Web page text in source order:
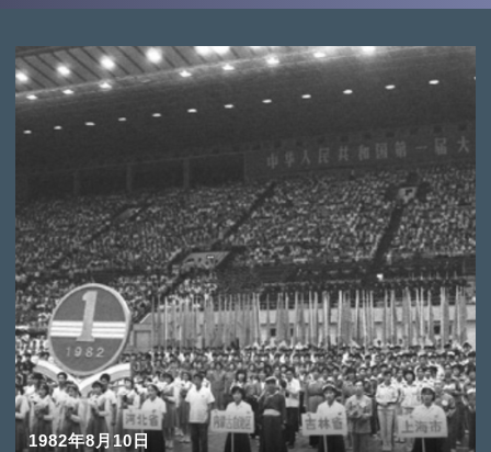
1982年8月10日